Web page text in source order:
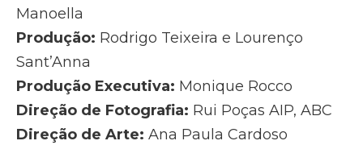
Manoella
Produção: Rodrigo Teixeira e Lourenço
Sant’Anna
Produção Executiva: Monique Rocco
Direção de Fotografia: Rui Poças AIP, ABC
Direção de Arte: Ana Paula Cardoso